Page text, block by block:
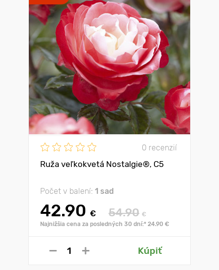
0 recenzií
Ruža veľkokvetá Nostalgie®, C5
Počet v balení: 1 sad
42.90 € 54.90 €
Najnižšia cena za posledných 30 dní:* 24.90 €
Kúpiť